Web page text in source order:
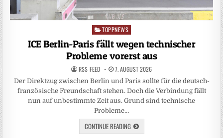
Posted
in
TOPPNEWS
ICE Berlin-Paris fällt wegen technischer
Probleme vorerst aus
RSS-FEED 7. AUGUST 2026
Der Direktzug zwischen Berlin und Paris sollte für die deutsch-
französische Freundschaft stehen. Doch die Verbindung fällt
nun auf unbestimmte Zeit aus. Grund sind technische
Probleme…
CONTINUE READING